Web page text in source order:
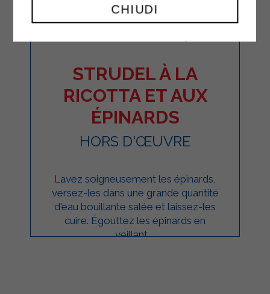
STRUDEL À LA
RICOTTA ET AUX
ÉPINARDS
HORS D'ŒUVRE
Lavez soigneusement les épinards,
versez-les dans une grande quantité
d'eau bouillante salée et laissez-les
cuire. Égouttez les épinards en
veillant ...
CHIUDI